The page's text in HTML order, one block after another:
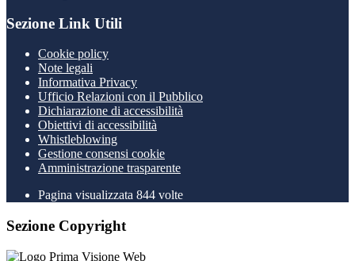
Sezione Link Utili
Cookie policy
Note legali
Informativa Privacy
Ufficio Relazioni con il Pubblico
Dichiarazione di accessibilità
Obiettivi di accessibilità
Whistleblowing
Gestione consensi cookie
Amministrazione trasparente
Pagina visualizzata 844 volte
Sezione Copyright